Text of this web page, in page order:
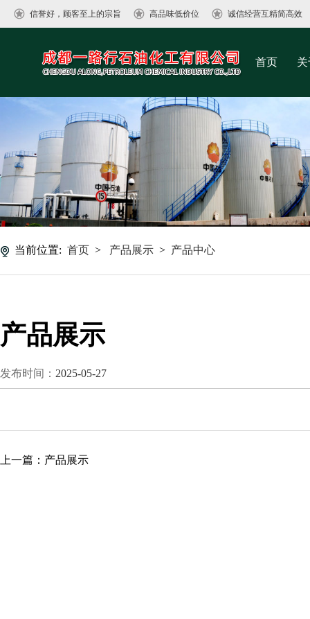
信誉好，顾客至上的宗旨 高品味低价位 诚信经营互精简高效
首页
当前位置: 首页 > 产品展示 > 产品中心
产品展示
发布时间： 2025-05-27
上一篇： 产品展示